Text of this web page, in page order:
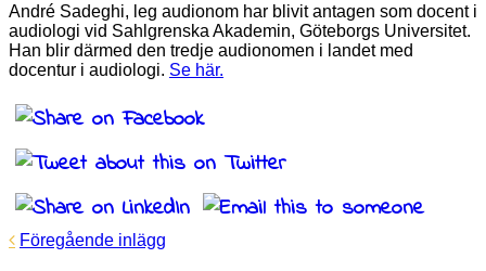
André Sadeghi, leg audionom har blivit antagen som docent i
audiologi vid Sahlgrenska Akademin, Göteborgs Universitet.
Han blir därmed den tredje audionomen i landet med
docentur i audiologi. Se här.
Föregående inlägg